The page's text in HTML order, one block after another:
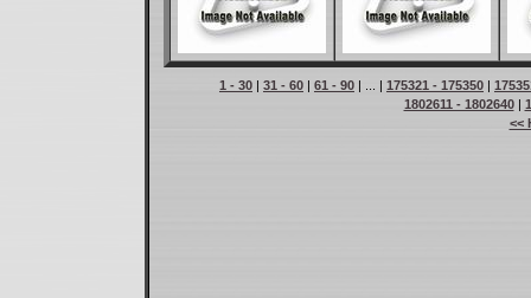
1 - 30 | 31 - 60 | 61 - 90 | ... | 175321 - 175350 |
1802611 - 1802640|
<<